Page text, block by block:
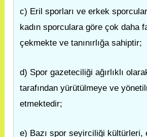
c) Eril sporları ve erkek
kadın sporculara göre çok daha
çekmekte ve tanınırlığa sahiptir;
d) Spor gazeteciliği ağırlıklı
tarafından yürütülmeye ve
etmektedir;
e) Bazı spor seyirciliği kültürleri,